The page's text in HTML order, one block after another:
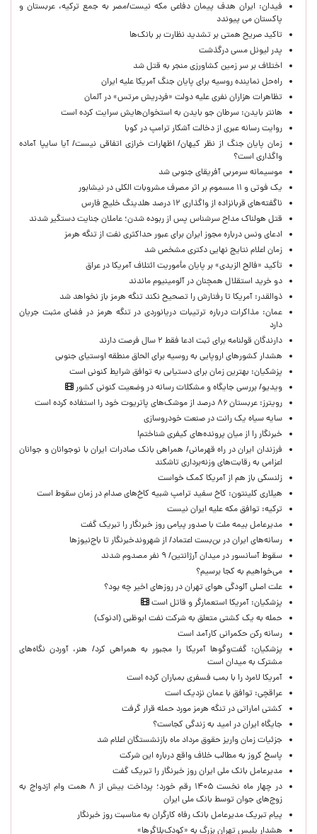
فیدان: ایران هدف پیمان دفاعی مکه نیست/مصر به جمع ترکیه، عربستان و
پاکستان می پیوندد
تاکید صریح همتی بر تشدید نظارت بر بانک‌ها
پدر لیونل مسی درگذشت
اختلاف بر سر زمین کشاورزی منجر به قتل شد
راه‌حل نماینده روسیه برای پایان جنگ آمریکا علیه ایران
تظاهرات هزاران نفری علیه دولت «فردریش مرتس» در آلمان
هانتر بایدن: سرطان جو بایدن به استخوان‌هایش سرایت کرده است
روایت رسانه عبری از دخالت آشکار ترامپ در کوبا
زمان پایان جنگ از نظر کیهان/ اظهارات خرازی اتفاقی نیست/ آیا سایپا آماده
واگذاری است؟
موسیمانه سرمربی آفریقای جنوبی شد
یک فوتی و ۱۱ مسموم بر اثر مصرف مشروبات الکلی در نیشابور
ناگفته‌های قربانزاده از واگذاری ۱۲ درصد هلدینگ خلیج فارس
قتل هولناک مداح سرشناس پس از ربوده شدن؛ عاملان جنایت دستگیر شدند
ادعای ونس درباره مجوز ایران برای عبور حداکثری نفت از تنگه هرمز
زمان اعلام نتایج نهایی دکتری مشخص شد
تأکید «فالح الزیدی» بر پایان مأموریت ائتلاف آمریکا در عراق
دو خرید استقلال همچنان در آلومینیوم ماندند
ذوالقدر: آمریکا تا رفتارش را تصحیح نکند تنگه هرمز باز نخواهد شد
عمان: مذاکرات درباره ترتیبات دریانوردی در تنگه هرمز در فضای مثبت جریان
دارد
دارندگان قولنامه برای ثبت ادعا فقط ۲ سال فرصت دارند
هشدار کشورهای اروپایی به روسیه برای الحاق منطقه اوستیای جنوبی
پزشکیان‌: بهترین زمان برای دستیابی به توافق شرایط کنونی است
ویدیو/ بررسی جایگاه و مشکلات رسانه در وضعیت کنونی کشور
رویترز: عربستان ۸۶ درصد از موشک‌های پاتریوت خود را استفاده کرده است
سایه سیاه یک رانت در صنعت خودروسازی
خبرنگار را از میان پرونده‌های کیفری شناختم!
​فرزندان ایران در راه قهرمانی/ همراهی بانک صادرات ایران با نوجوانان و جوانان
اعزامی به رقابت‌های وزنه‌برداری تاشکند
زلنسکی باز هم از آمریکا کمک خواست
هیلاری کلینتون: کاخ سفید ترامپ شبیه کاخ‌های صدام در زمان سقوط است
ترکیه: توافق مکه علیه ایران نیست
مدیرعامل بیمه ملت با صدور پیامی روز خبرنگار را تبریک گفت
رسانه‌های ایران در بن‌بست اعتماد/ از شهروندخبرنگار تا باج‌نیوزها
سقوط آسانسور در میدان آرژانتین/ ۹ نفر مصدوم شدند
می‌خواهیم به کجا برسیم؟
علت اصلی آلودگی هوای تهران در روزهای اخیر چه بود؟
پزشکیان: آمریکا استعمارگر و قاتل است
حمله به یک کشتی متعلق به شرکت نفت ابوظبی (ادنوک)
رسانه رکن حکمرانی کارآمد است
پزشکیان: گفت‌وگوها آمریکا را مجبور به همراهی کرد/ هنر، آوردن نگاه‌های
مشترک به میدان است
آمریکا لامرد را با بمب فسفری بمباران کرده است
عراقچی: توافق با عمان نزدیک است
کشتی اماراتی در تنگه هرمز مورد حمله قرار گرفت
جایگاه ایران در امید به زندگی کجاست؟
جزئیات زمان واریز حقوق مرداد ماه بازنشستگان اعلام شد
پاسخ کروز به مطالب خلاف واقع درباره این شرکت
مدیرعامل بانک ملی ایران روز خبرنگار را تبریک گفت
در چهار ماه نخست ۱۴۰۵ رقم خورد؛ پرداخت بیش از ۸ همت وام ازدواج به
زوج‌های جوان توسط بانک ملی ایران
پیام تبریک مدیرعامل بانک رفاه کارگران به مناسبت روز خبرنگار
هشدار پلیس تهران بزرگ به «کودک‌بلاگرها»